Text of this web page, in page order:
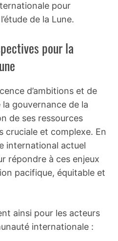
pour
de la Lune.
pour la
d’ambitions et de
gouvernance de la
de ses ressources
cruciale et complexe. En
international actuel
répondre à ces enjeux
pacifique, équitable et
ainsi pour les acteurs
internationale :